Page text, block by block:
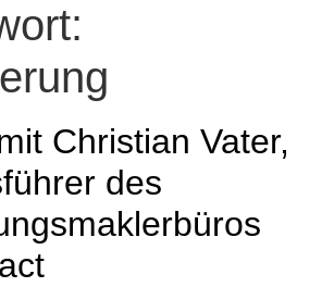
Christian Vater,
des